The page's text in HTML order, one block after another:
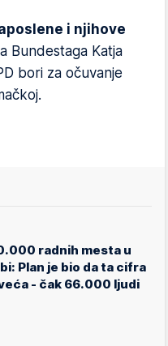
i njihove
Bundestaga Katja
bori za očuvanje
radnih mesta u
Plan je bio da ta cifra
- čak 66.000 ljudi